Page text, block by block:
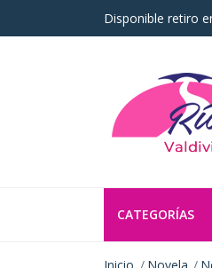
Disponible retiro
CATEGORÍAS